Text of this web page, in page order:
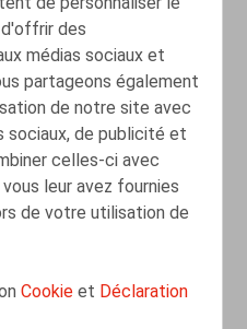
des
médias sociaux et
partageons également
de notre site avec
sociaux, de publicité et
celles-ci avec
leur avez fournies
de votre utilisation de
Cookie et Déclaration